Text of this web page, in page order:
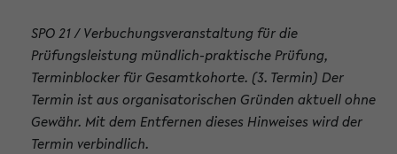
SPO 21 / Verbuchungsveranstaltung für die
Prüfungsleistung mündlich-praktische Prüfung,
Terminblocker für Gesamtkohorte. (3. Termin) Der
Termin ist aus organisatorischen Gründen aktuell ohne
Gewähr. Mit dem Entfernen dieses Hinweises wird der
Termin verbindlich.